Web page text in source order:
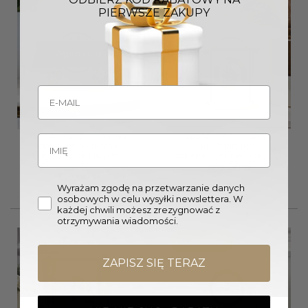
ZEGAR STOJĄCY szklany z
złotym kolorze, klasyczny
ZEGAR STOJĄCY złoty z
499,00zł
PIERWSZE ZAKUPY
Wyrażam zgodę na przetwarzanie danych
osobowych w celu wysyłki newslettera. W
każdej chwili możesz zrezygnować z
otrzymywania wiadomości.
ZAPISZ SIĘ TERAZ